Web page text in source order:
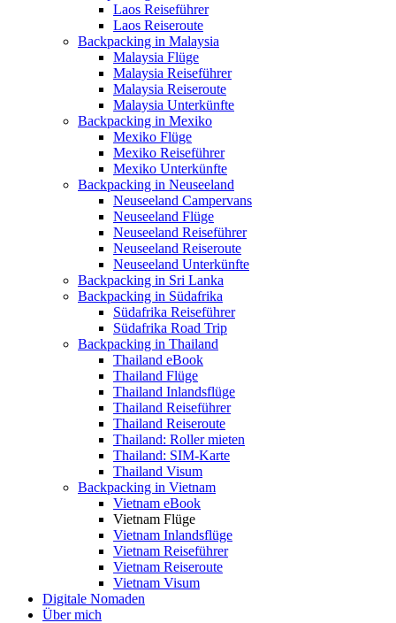
Laos Reiseführer
Laos Reiseroute
Backpacking in Malaysia
Malaysia Flüge
Malaysia Reiseführer
Malaysia Reiseroute
Malaysia Unterkünfte
Backpacking in Mexiko
Mexiko Flüge
Mexiko Reiseführer
Mexiko Unterkünfte
Backpacking in Neuseeland
Neuseeland Campervans
Neuseeland Flüge
Neuseeland Reiseführer
Neuseeland Reiseroute
Neuseeland Unterkünfte
Backpacking in Sri Lanka
Backpacking in Südafrika
Südafrika Reiseführer
Südafrika Road Trip
Backpacking in Thailand
Thailand eBook
Thailand Flüge
Thailand Inlandsflüge
Thailand Reiseführer
Thailand Reiseroute
Thailand: Roller mieten
Thailand: SIM-Karte
Thailand Visum
Backpacking in Vietnam
Vietnam eBook
Vietnam Flüge
Vietnam Inlandsflüge
Vietnam Reiseführer
Vietnam Reiseroute
Vietnam Visum
Digitale Nomaden
Über mich